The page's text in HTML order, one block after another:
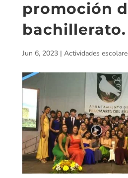
promoción
bachillerato.
Jun 6, 2023| Actividades